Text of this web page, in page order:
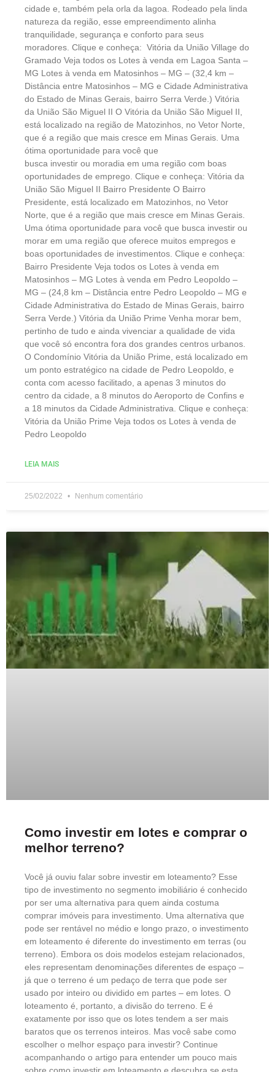
cidade e, também pela orla da lagoa. Rodeado pela linda
natureza da região, esse empreendimento alinha
tranquilidade, segurança e conforto para seus
moradores. Clique e conheça: Vitória da União Village do
Gramado Veja todos os Lotes à venda em Lagoa Santa –
MG Lotes à venda em Matosinhos – MG – (32,4 km –
Distância entre Matosinhos – MG e Cidade Administrativa
do Estado de Minas Gerais, bairro Serra Verde.) Vitória
da União São Miguel II O Vitória da União São Miguel II,
está localizado na região de Matozinhos, no Vetor Norte,
que é a região que mais cresce em Minas Gerais. Uma
ótima oportunidade para você que
busca investir ou moradia em uma região com boas
oportunidades de emprego. Clique e conheça: Vitória da
União São Miguel II Bairro Presidente O Bairro
Presidente, está localizado em Matozinhos, no Vetor
Norte, que é a região que mais cresce em Minas Gerais.
Uma ótima oportunidade para você que busca investir ou
morar em uma região que oferece muitos empregos e
boas oportunidades de investimentos. Clique e conheça:
Bairro Presidente Veja todos os Lotes à venda em
Matosinhos – MG Lotes à venda em Pedro Leopoldo –
MG – (24,8 km – Distância entre Pedro Leopoldo – MG e
Cidade Administrativa do Estado de Minas Gerais, bairro
Serra Verde.) Vitória da União Prime Venha morar bem,
pertinho de tudo e ainda vivenciar a qualidade de vida
que você só encontra fora dos grandes centros urbanos.
O Condomínio Vitória da União Prime, está localizado em
um ponto estratégico na cidade de Pedro Leopoldo, e
conta com acesso facilitado, a apenas 3 minutos do
centro da cidade, a 8 minutos do Aeroporto de Confins e
a 18 minutos da Cidade Administrativa. Clique e conheça:
Vitória da União Prime Veja todos os Lotes à venda de
Pedro Leopoldo
LEIA MAIS
25/02/2022 Nenhum comentário
Como investir em lotes e comprar o
melhor terreno?
Você já ouviu falar sobre investir em loteamento? Esse
tipo de investimento no segmento imobiliário é conhecido
por ser uma alternativa para quem ainda costuma
comprar imóveis para investimento. Uma alternativa que
pode ser rentável no médio e longo prazo, o investimento
em loteamento é diferente do investimento em terras (ou
terreno). Embora os dois modelos estejam relacionados,
eles representam denominações diferentes de espaço –
já que o terreno é um pedaço de terra que pode ser
usado por inteiro ou dividido em partes – em lotes. O
loteamento é, portanto, a divisão do terreno. E é
exatamente por isso que os lotes tendem a ser mais
baratos que os terrenos inteiros. Mas você sabe como
escolher o melhor espaço para investir? Continue
acompanhando o artigo para entender um pouco mais